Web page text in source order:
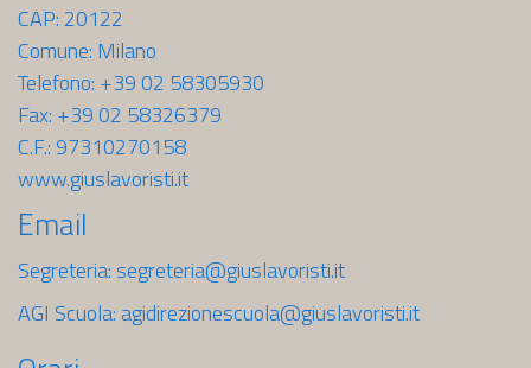
CAP: 20122
Comune: Milano
Telefono: +39 02 58305930
Fax: +39 02 58326379
C.F.: 97310270158
www.giuslavoristi.it
Email
Segreteria: segreteria@giuslavoristi.it
AGI Scuola: agidirezionescuola@giuslavoristi.it